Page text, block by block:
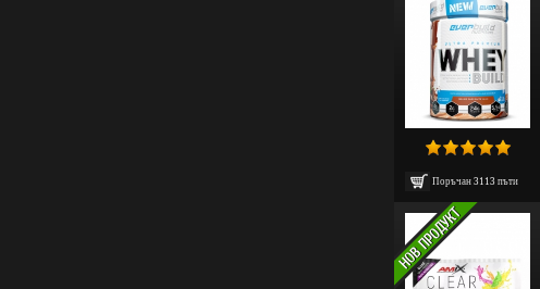
Поръчан 3113 пъти